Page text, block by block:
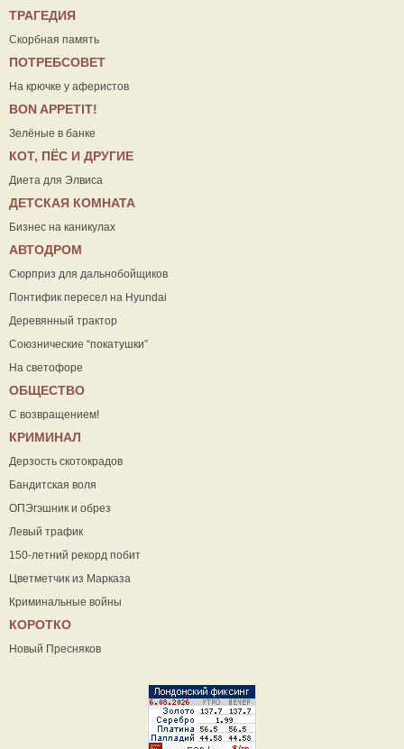
ТРАГЕДИЯ
Скорбная память
ПОТРЕБСОВЕТ
На крючке у аферистов
ВON APPETIT!
Зелёные в банке
КОТ, ПЁС И ДРУГИЕ
Диета для Элвиса
ДЕТСКАЯ КОМНАТА
Бизнес на каникулах
АВТОДРОМ
Сюрприз для дальнобойщиков
Понтифик пересел на Hyundai
Деревянный трактор
Союзнические “покатушки”
На светофоре
ОБЩЕСТВО
С возвращением!
КРИМИНАЛ
Дерзость скотокрадов
Бандитская воля
ОПЭгэшник и обрез
Левый трафик
150-летний рекорд побит
Цветметчик из Марказа
Криминальные войны
КОРОТКО
Новый Пресняков